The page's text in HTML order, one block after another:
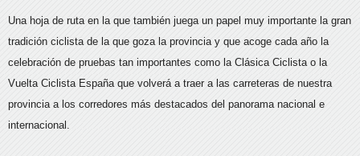
Una hoja de ruta en la que también juega un papel muy importante la gran
tradición ciclista de la que goza la provincia y que acoge cada año la
celebración de pruebas tan importantes como la Clásica Ciclista o la
Vuelta Ciclista España que volverá a traer a las carreteras de nuestra
provincia a los corredores más destacados del panorama nacional e
internacional.